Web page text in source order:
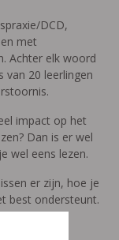
DCD,
met
Achter elk woord
van 20 leerlingen
impact op het
Dan is er wel
wel eens lezen.
er zijn, hoe je
best ondersteunt.